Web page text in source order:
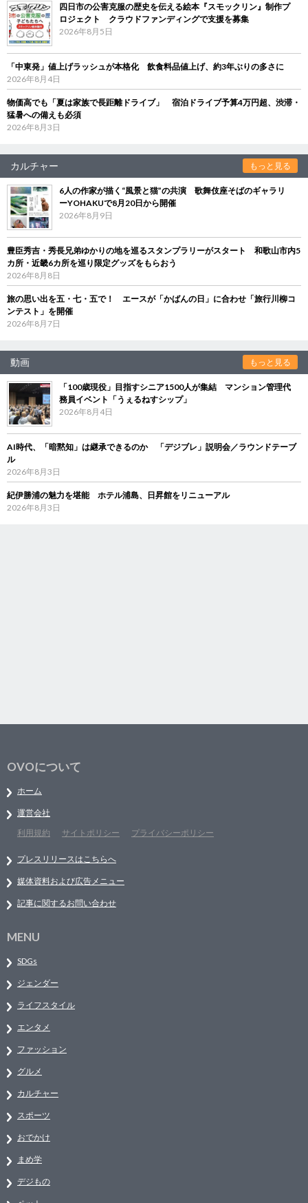
四日市の公害克服の歴史を伝える絵本『スモックリン』制作プ
ロジェクト クラウドファンディングで支援を募集
2026年8月5日
「中東発」値上げラッシュが本格化 飲食料品値上げ、約3年ぶりの多さに
2026年8月4日
物価高でも「夏は家族で長距離ドライブ」 宿泊ドライブ予算4万円超、渋滞・
猛暑への備えも必須
2026年8月3日
カルチャー もっと見る
6人の作家が描く“風景と猫”の共演 歌舞伎座そばのギャラリ
ーYOHAKUで8月20日から開催
2026年8月9日
豊臣秀吉・秀長兄弟ゆかりの地を巡るスタンプラリーがスタート 和歌山市内5
カ所・近畿6カ所を巡り限定グッズをもらおう
2026年8月8日
旅の思い出を五・七・五で！ エースが「かばんの日」に合わせ「旅行川柳コ
ンテスト」を開催
2026年8月7日
動画 もっと見る
「100歳現役」目指すシニア1500人が集結 マンション管理代
務員イベント「うぇるねすシップ」
2026年8月4日
AI時代、「暗黙知」は継承できるのか 「デジブレ」説明会／ラウンドテーブ
ル
2026年8月3日
紀伊勝浦の魅力を堪能 ホテル浦島、日昇館をリニューアル
2026年8月3日
OVOについて
ホーム
運営会社
利用規約
サイトポリシー プライバシーポリシー
プレスリリースはこちらへ
媒体資料および広告メニュー
記事に関するお問い合わせ
MENU
SDGs
ジェンダー
ライフスタイル
エンタメ
ファッション
グルメ
カルチャー
スポーツ
おでかけ
まめ学
デジもの